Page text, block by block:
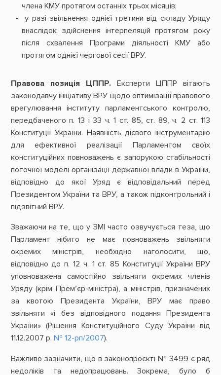
члена КМУ протягом останніх трьох місяців;
у разі звільнення однієї третини від складу Уряду
внаслідок здійснення інтерпеляцій протягом року
після схвалення Програми діяльності КМУ або
протягом однієї чергової сесії ВРУ.
Правова позиція ЦППР.Експерти ЦППР вітають
законодавчу ініціативу ВРУ щодо оптимізації правового
врегулювання інституту парламентського контролю,
передбаченого п. 13 і 33 ч. 1 ст. 85, ст. 89, ч. 2 ст. 113
Конституції України. Наявність дієвого інструментарію
для ефективної реалізації Парламентом своїх
конституційних повноважень є запорукою стабільності
поточної моделі організації державної влади в України,
відповідно до якої Уряд є відповідальний перед
Президентом України та ВРУ, а також підконтрольний і
підзвітний ВРУ.
Зважаючи на те, що у ЗМІ часто озвучується теза, що
Парламент нібито не має повноважень звільняти
окремих міністрів, необхідно наголосити, що,
відповідно до п. 12 ч. 1 ст. 85 Конституції України ВРУ
уповноважена самостійно звільняти окремих членів
Уряду (крім Прем’єр-міністра), а міністрів, призначених
за квотою Президента України, ВРУ має право
звільняти «і без відповідного подання Президента
України» (Рішення Конституційного Суду України від
11.12.2007 р. № 12-рп/2007).
Важливо зазначити, що в законопроєкті № 3499 є ряд
недоліків та недопрацювань. Зокрема, було б